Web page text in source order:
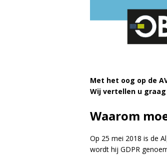
Met het oog op de
Wij vertellen u
Waarom
Op 25 mei 2018 is de
wordt hij GDPR